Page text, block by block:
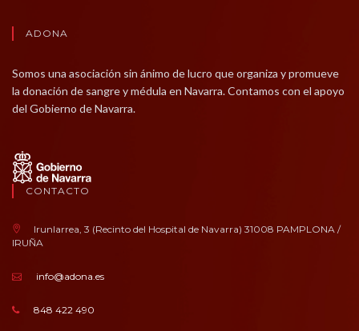
ADONA
Somos una asociación sin ánimo de lucro que organiza y promueve
la donación de sangre y médula en Navarra. Contamos con el apoyo
del Gobierno de Navarra.
CONTACTO
Irunlarrea, 3 (Recinto del Hospital de Navarra) 31008 PAMPLONA /
IRUÑA
info@adona.es
848 422 490